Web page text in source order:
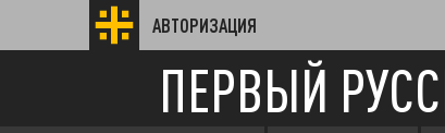
АВТОРИЗАЦИЯ
ПЕРВЫЙ